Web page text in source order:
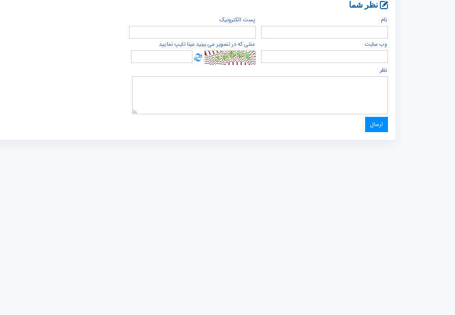
نظر شما
نام
پست الكترونيک
وب سایت متنی که در تصویر می بینید عینا تایپ نمایید
نظر